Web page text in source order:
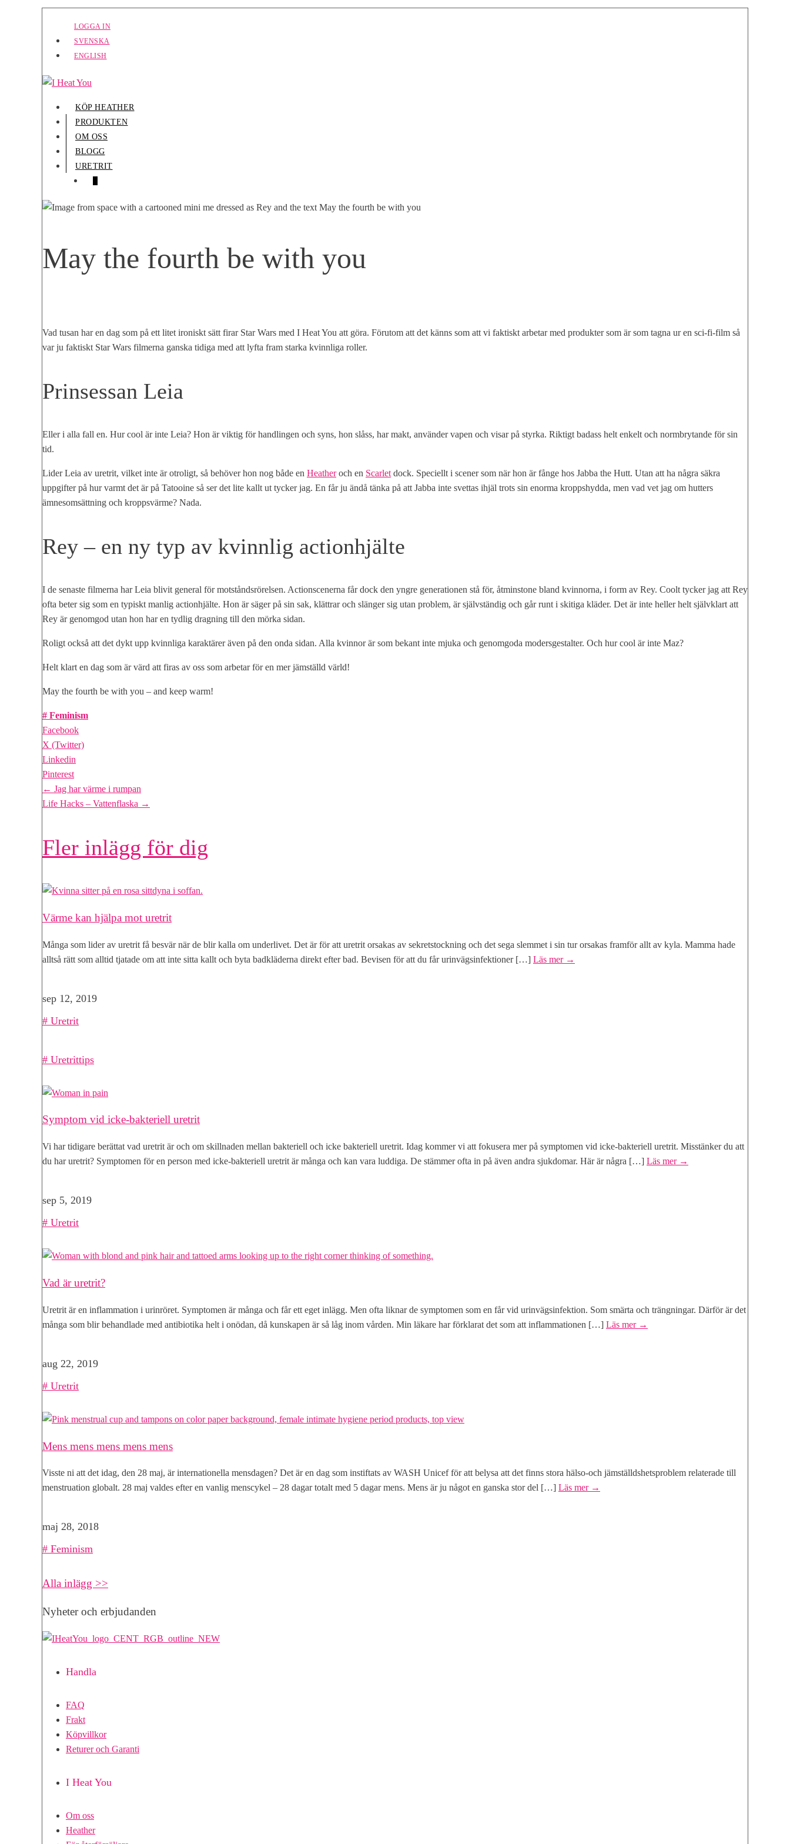
LOGGA IN
SVENSKA
ENGLISH
KÖP HEATHER
PRODUKTEN
OM OSS
BLOGG
URETRIT
VARUKORG
VAROR
I
May the fourth be with you
Vad tusan har en dag som på ett litet ironiskt sätt firar Star Wars med I Heat You att göra. Förutom att det känns som att vi faktiskt arbetar med produkter som är som tagna ur en sci-fi-film så
var ju faktiskt Star Wars filmerna ganska tidiga med att lyfta fram starka kvinnliga roller.
Prinsessan Leia
Eller i alla fall en. Hur cool är inte Leia? Hon är viktig för handlingen och syns, hon slåss, har makt, använder vapen och visar på styrka. Riktigt badass helt enkelt och normbrytande för sin
tid.
Lider Leia av uretrit, vilket inte är otroligt, så behöver hon nog både en Heatheroch en Scarlet dock. Speciellt i scener som när hon är fånge hos Jabba the Hutt. Utan att ha några säkra
uppgifter på hur varmt det är på Tatooine så ser det lite kallt ut tycker jag. En får ju ändå tänka på att Jabba inte svettas ihjäl trots sin enorma kroppshydda, men vad vet jag om hutters
ämnesomsättning och kroppsvärme? Nada.
Rey – en ny typ av kvinnlig actionhjälte
I de senaste filmerna har Leia blivit general för motståndsrörelsen. Actionscenerna får dock den yngre generationen stå för, åtminstone bland kvinnorna, i form av Rey. Coolt tycker jag att Rey
ofta beter sig som en typiskt manlig actionhjälte. Hon är säger på sin sak, klättrar och slänger sig utan problem, är självständig och går runt i skitiga kläder. Det är inte heller helt självklart att
Rey är genomgod utan hon har en tydlig dragning till den mörka sidan.
Roligt också att det dykt upp kvinnliga karaktärer även på den onda sidan. Alla kvinnor är som bekant inte mjuka och genomgoda modersgestalter. Och hur cool är inte Maz?
Helt klart en dag som är värd att firas av oss som arbetar för en mer jämställd värld!
May the fourth be with you – and keep warm!
Feminism
Facebook
X (Twitter)
Linkedin
Pinterest
Posts
navigation
← Jag har värme i rumpan
Life Hacks – Vattenflaska →
Fler inlägg för dig
Värme kan hjälpa mot uretrit
Många som lider av uretrit få besvär när de blir kalla om underlivet. Det är för att uretrit orsakas av sekretstockning och det sega slemmet i sin tur orsakas framför allt av kyla. Mamma hade
alltså rätt som alltid tjatade om att inte sitta kallt och byta badkläderna direkt efter bad. Bevisen för att du får urinvägsinfektioner […] Läs mer →
sep 12, 2019
Uretrit
Uretrittips
Symptom vid icke-bakteriell uretrit
Vi har tidigare berättat vad uretrit är och om skillnaden mellan bakteriell och icke bakteriell uretrit. Idag kommer vi att fokusera mer på symptomen vid icke-bakteriell uretrit. Misstänker du att
du har uretrit? Symptomen för en person med icke-bakteriell uretrit är många och kan vara luddiga. De stämmer ofta in på även andra sjukdomar. Här är några […] Läs mer →
sep 5, 2019
Uretrit
Vad är uretrit?
Uretrit är en inflammation i urinröret. Symptomen är många och får ett eget inlägg. Men ofta liknar de symptomen som en får vid urinvägsinfektion. Som smärta och trängningar. Därför är det
många som blir behandlade med antibiotika helt i onödan, då kunskapen är så låg inom vården. Min läkare har förklarat det som att inflammationen […] Läs mer →
aug 22, 2019
Uretrit
Mens mens mens mens mens
Visste ni att det idag, den 28 maj, är internationella mensdagen? Det är en dag som instiftats av WASH Unicef för att belysa att det finns stora hälso-och jämställdshetsproblem relaterade till
menstruation globalt. 28 maj valdes efter en vanlig menscykel – 28 dagar totalt med 5 dagar mens. Mens är ju något en ganska stor del […] Läs mer →
maj 28, 2018
Feminism
Alla inlägg >>
Nyheter och erbjudanden
Handla
FAQ
Frakt
Köpvillkor
Returer och Garanti
I Heat You
Om oss
Heather